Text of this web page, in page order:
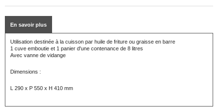
En savoir plus
Utilisation destinée à la cuisson par huile de friture ou graisse en barre
1 cuve emboutie et 1 panier d'une contenance de 8 litres
Avec vanne de vidange
Dimensions :
L 290 x P 550 x H 410 mm